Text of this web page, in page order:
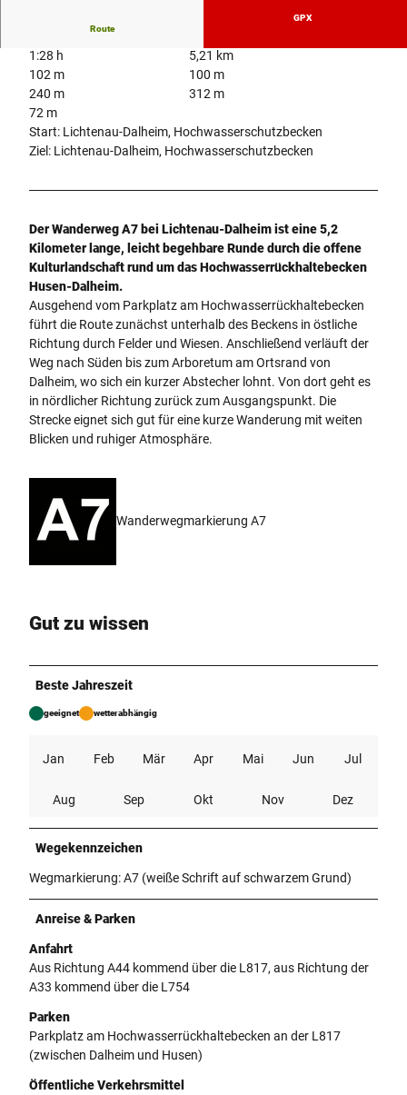
Route
GPX
1:28 h
5,21 km
102 m
100 m
240 m
312 m
72 m
Start: Lichtenau-Dalheim, Hochwasserschutzbecken
Ziel: Lichtenau-Dalheim, Hochwasserschutzbecken
Der Wanderweg A7 bei Lichtenau-Dalheim ist eine 5,2
Kilometer lange, leicht begehbare Runde durch die offene
Kulturlandschaft rund um das Hochwasserrückhaltebecken
Husen-Dalheim.
Ausgehend vom Parkplatz am Hochwasserrückhaltebecken
führt die Route zunächst unterhalb des Beckens in östliche
Richtung durch Felder und Wiesen. Anschließend verläuft der
Weg nach Süden bis zum Arboretum am Ortsrand von
Dalheim, wo sich ein kurzer Abstecher lohnt. Von dort geht es
in nördlicher Richtung zurück zum Ausgangspunkt. Die
Strecke eignet sich gut für eine kurze Wanderung mit weiten
Blicken und ruhiger Atmosphäre.
Wanderwegmarkierung A7
Gut zu wissen
Beste Jahreszeit
geeignet wetterabhängig
Jan Feb Mär Apr Mai Jun Jul
Aug Sep Okt Nov Dez
Wegekennzeichen
Wegmarkierung: A7 (weiße Schrift auf schwarzem Grund)
Anreise & Parken
Anfahrt
Aus Richtung A44 kommend über die L817, aus Richtung der
A33 kommend über die L754
Parken
Parkplatz am Hochwasserrückhaltebecken an der L817
(zwischen Dalheim und Husen)
Öffentliche Verkehrsmittel